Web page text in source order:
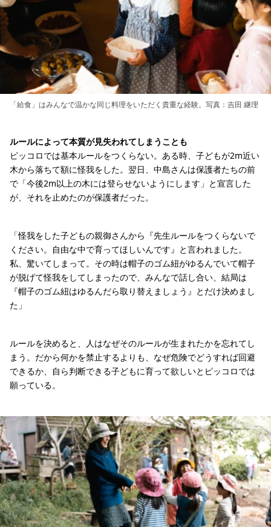
「給食」はみんなで温かな同じ料理をいただく貴重な経験。写真：吉田 継理
ルールによって本質が見失われてしまうことも
ピッコロでは基本ルールをつくらない。ある時、子どもが2m近い
木から落ちて額に怪我をした。翌日、中島さんは保護者たちの前
で「今後2m以上の木には登らせないようにします」と宣言した
が、それを止めたのが保護者だった。
「怪我をした子どもの親御さんから『先生ルールをつくらないで
ください。自由な中で育ってほしいんです』と言われました。
私、驚いてしまって。その時は帽子のゴム紐がゆるんでいて帽子
が脱げて怪我をしてしまったので、みんなで話し合い、結局は
『帽子のゴム紐はゆるんだら取り替えましょう』とだけ決めまし
た」
ルールを決めると、人はなぜそのルールが生まれたかを忘れてし
まう。だから何かを禁止するよりも、なぜ危険でどうすれば回避
できるか、自ら判断できる子どもに育って欲しいとピッコロでは
願っている。